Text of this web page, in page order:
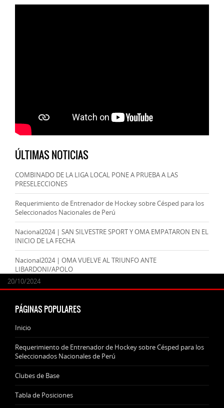
ÚLTIMAS NOTICIAS
COMBINADO DE LA LIGA LOCAL PONE A PRUEBA A LAS
PRESELECCIONES
24/09/2025
Requerimiento de Entrenador de Hockey sobre Césped para los
Seleccionados Nacionales de Perú
07/11/2024
Nacional2024 | SAN SILVESTRE SPORT Y OMA EMPATARON EN EL
INICIO DE LA FECHA
20/10/2024
Nacional2024 | OMA VUELVE AL TRIUNFO ANTE
LIBARDONI/APOLO
20/10/2024
PÁGINAS POPULARES
Inicio
Requerimiento de Entrenador de Hockey sobre Césped para los
Seleccionados Nacionales de Perú
Clubes de Base
Tabla de Posiciones